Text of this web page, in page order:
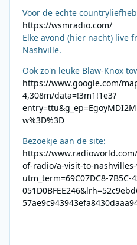
Voor de echte
https://wsmradio.com/
Elke avond (hier nacht) live
Nashville.
Ook zo'n leuke Blaw-Knox
https://www.google.com/
4,308m/data=!3m1!1e3?
w%3D%3D
Bezoekje aan de site:
https://
of-radio/a-visit-to-
utm_term=69C07DC8-7B5C-